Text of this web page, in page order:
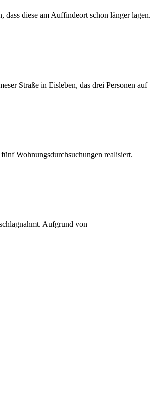
diese am Auffindeort schon länger lagen.
Straße in Eisleben, das drei Personen auf
Wohnungsdurchsuchungen realisiert.
Aufgrund von